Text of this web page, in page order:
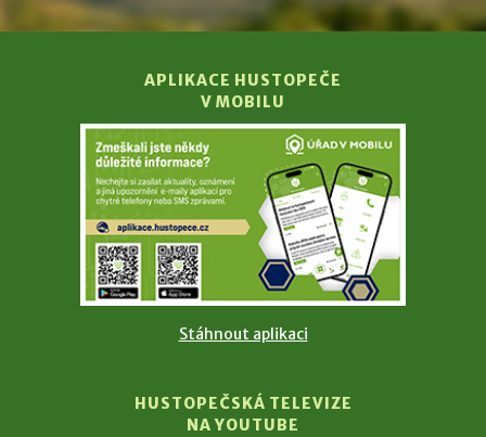
APLIKACE HUSTOPEČE
V MOBILU
Stáhnout aplikaci
HUSTOPEČSKÁ TELEVIZE
NA YOUTUBE